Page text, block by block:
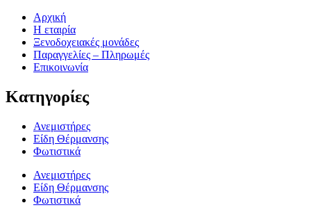
Αρχική
Η εταιρία
Ξενοδοχειακές μονάδες
Παραγγελίες – Πληρωμές
Επικοινωνία
Κατηγορίες
Ανεμιστήρες
Είδη Θέρμανσης
Φωτιστικά
Ανεμιστήρες
Είδη Θέρμανσης
Φωτιστικά